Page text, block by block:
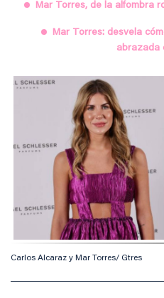
Mar Torres, de la alfombra
Mar Torres: desvela
abrazada
Carlos Alcaraz y Mar Torres/ Gtres